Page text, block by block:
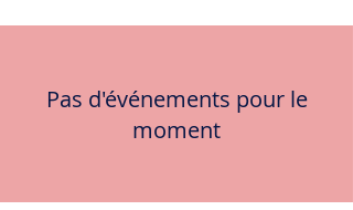
Pas d'événements pour le
moment